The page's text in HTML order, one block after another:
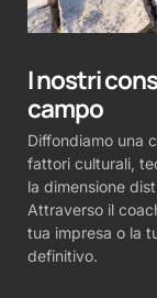
I nostri
campo
Diffondiamo una
fattori culturali,
la dimensione
Attraverso il
tua impresa o la
definitivo.